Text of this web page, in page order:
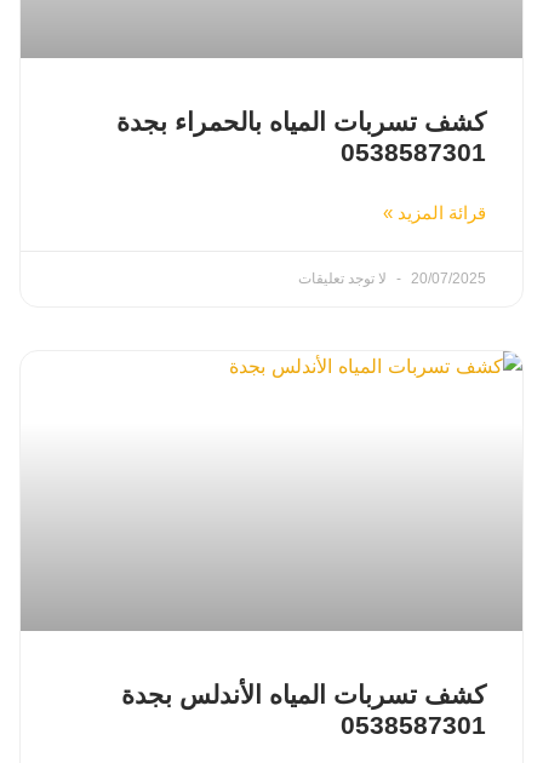
كشف تسربات المياه بالحمراء بجدة
0538587301
قرائة المزيد »
20/07/2025 لا توجد تعليقات
كشف تسربات المياه الأندلس بجدة
0538587301